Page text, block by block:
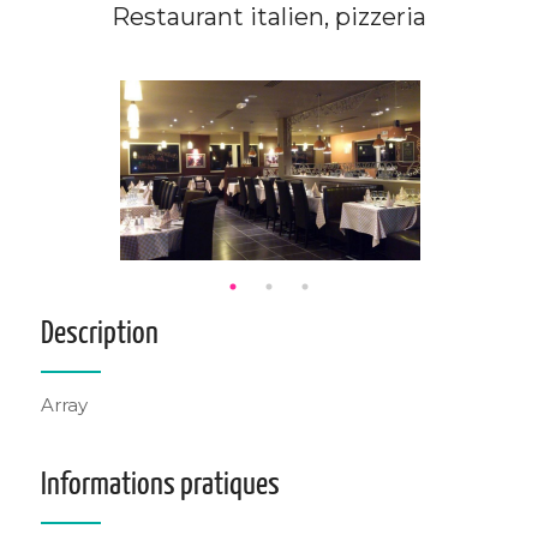
Restaurant italien, pizzeria
Description
Array
Informations pratiques